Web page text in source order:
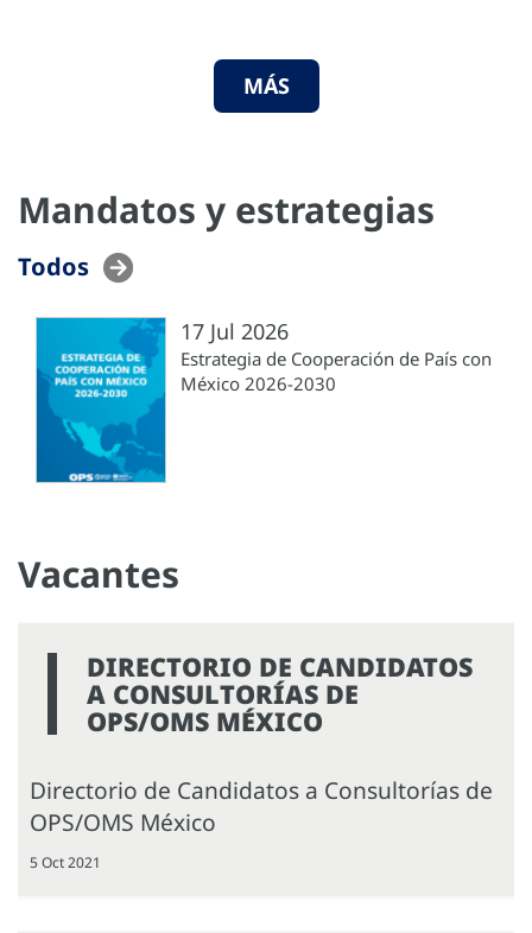
MÁS
Mandatos y estrategias
Todos
17 Jul 2026
Estrategia de Cooperación de País con
México 2026-2030
Vacantes
DIRECTORIO DE CANDIDATOS
A CONSULTORÍAS DE
OPS/OMS MÉXICO
Directorio de Candidatos a Consultorías de
OPS/OMS México
5 Oct 2021